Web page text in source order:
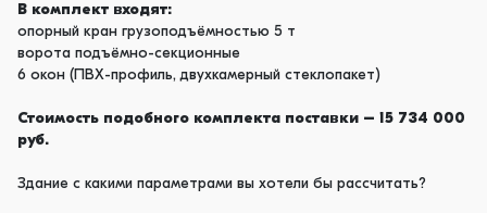
В комплект входят:
опорный кран грузоподъёмностью 5 т
ворота подъёмно-секционные
6 окон (ПВХ-профиль, двухкамерный стеклопакет)
Стоимость подобного комплекта поставки – 15 734 000
руб.
Здание с какими параметрами вы хотели бы рассчитать?